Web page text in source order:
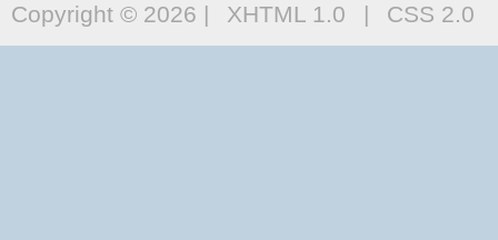
Copyright © 2026 |
XHTML 1.0 | CSS 2.0